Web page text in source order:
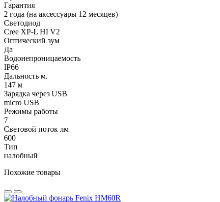
Гарантия
2 года (на аксессуары 12 месяцев)
Светодиод
Cree XP-L HI V2
Оптический зум
Да
Водонепроницаемость
IP66
Дальность м.
147 м
Зарядка через USB
micro USB
Режимы работы
7
Световой поток лм
600
Тип
налобный
Похожие товары